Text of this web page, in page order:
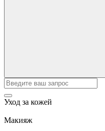
Уход за кожей
Макияж